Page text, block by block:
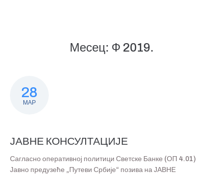
Месец: Ф 2019.
28
МАР
ЈАВНЕ КОНСУЛТАЦИЈЕ
Сагласно оперативној политици Светске Банке (ОП 4.01)
Јавно предузеће „Путеви Србије“ позива на ЈАВНЕ